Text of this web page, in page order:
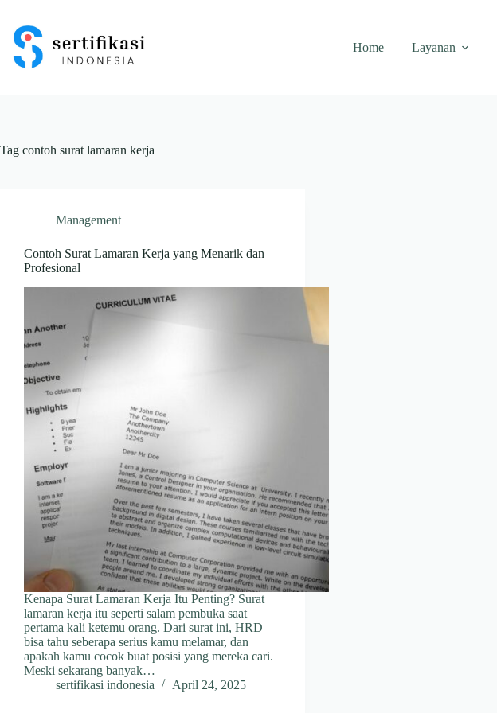
content
Home
Layanan
Tag contoh surat lamaran kerja
Management
Contoh Surat Lamaran Kerja yang Menarik dan
Profesional
Kenapa Surat Lamaran Kerja Itu Penting? Surat
lamaran kerja itu seperti salam pembuka saat
pertama kali ketemu orang. Dari surat ini, HRD
bisa tahu seberapa serius kamu melamar, dan
apakah kamu cocok buat posisi yang mereka cari.
Meski sekarang banyak…
sertifikasi indonesia
April 24, 2025